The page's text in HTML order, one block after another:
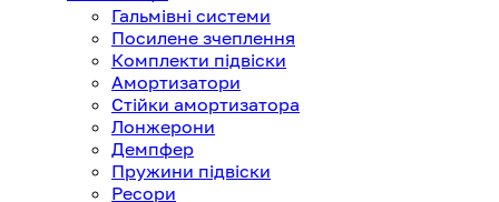
Гальмівні системи
Посилене зчеплення
Комплекти підвіски
Амортизатори
Стійки амортизатора
Лонжерони
Демпфер
Пружини підвіски
Ресори